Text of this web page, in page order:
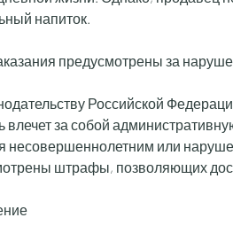
напиток.
предусмотрены за
Российской
влечет за собой
несовершеннолетним или
штрафы, позволяющих